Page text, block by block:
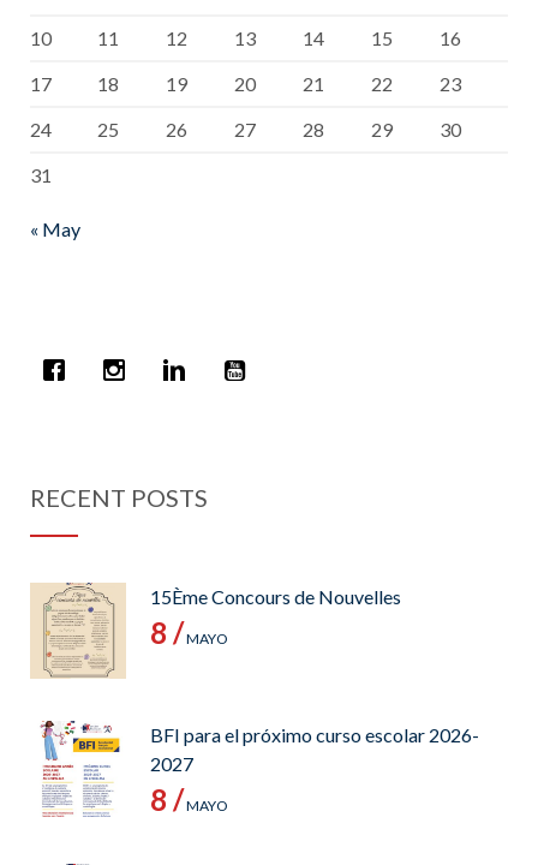
10
11 12 13 14 15
16
17
18 19 20 21 22
23
24
25 26 27 28 29
30
31
« May
RECENT POSTS
15Ème Concours de Nouvelles
8 /MAYO
BFI para el próximo curso escolar 2026-
2027
8 /MAYO